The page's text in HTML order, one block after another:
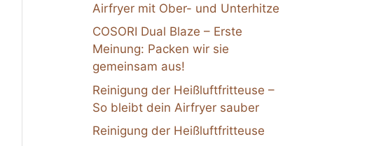
Airfryer mit Ober- und Unterhitze
COSORI Dual Blaze – Erste
Meinung: Packen wir sie
gemeinsam aus!
Reinigung der Heißluftfritteuse –
So bleibt dein Airfryer sauber
Reinigung der Heißluftfritteuse